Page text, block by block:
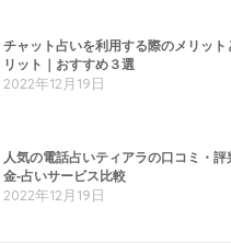
チャット占いを利用する際のメリット
リット｜おすすめ３選
2022年12月19日
人気の電話占いティアラの口コミ・評
金-占いサービス比較
2022年12月19日